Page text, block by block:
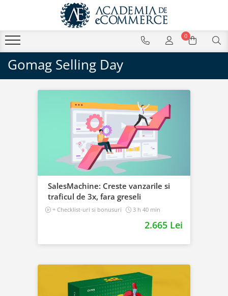
0
Gomag Selling Day
SalesMachine: Creste vanzarile si
traficul de 3x, fara greseli
+ Checklist-uri si bonusuri
3 h 40 min
2.665 Lei